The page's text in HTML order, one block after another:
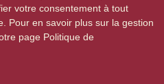
votre consentement à tout
Pour en savoir plus sur la gestion
page Politique de